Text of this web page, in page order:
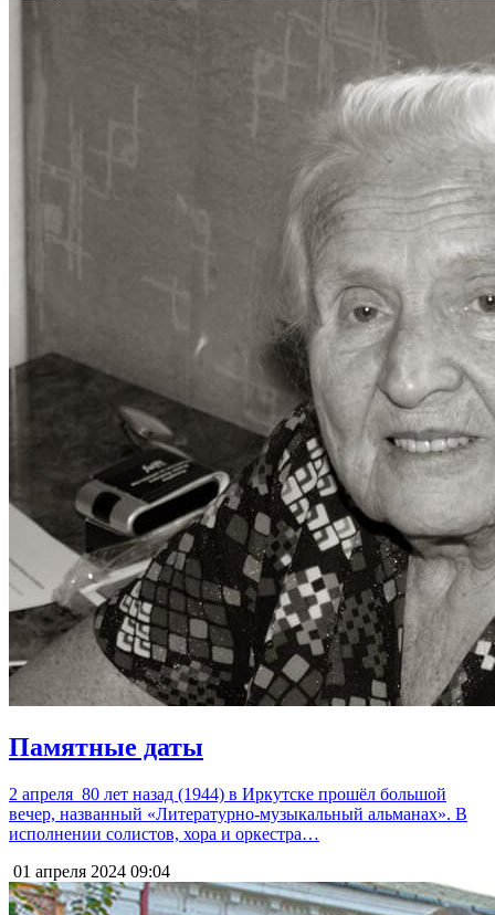
Памятные даты
2 апреля 80 лет назад (1944) в Иркутске прошёл большой
вечер, названный «Литературно-музыкальный альманах». В
исполнении солистов, хора и оркестра…
01 апреля 2024 09:04